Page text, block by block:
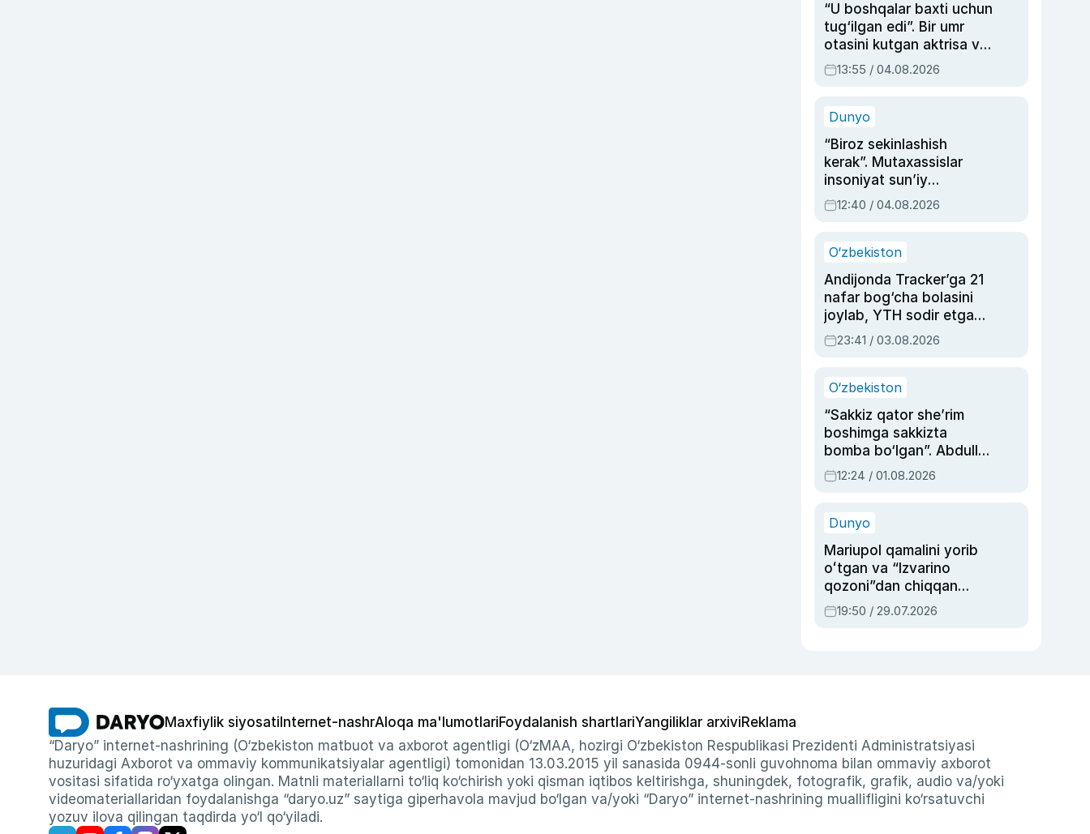
“U boshqalar baxti uchun
tug‘ilgan edi”. Bir umr
otasini kutgan aktrisa va
dublyaj ustasi Rimma
Ahmedovaning
13:55 / 04.08.2026
Dunyo
“Biroz sekinlashish
kerak”. Mutaxassislar
insoniyat sun’iy
intellektni boshqara
olmay qolishidan xavotir
12:40 / 04.08.2026
O‘zbekiston
Andijonda Tracker’ga 21
nafar bog‘cha bolasini
joylab, YTH sodir etgan
ayolga sud hukmi o‘qildi
23:41 / 03.08.2026
O‘zbekiston
“Sakkiz qator she’rim
boshimga sakkizta
bomba bo‘lgan”. Abdulla
Oripovni siyosiy
ayblovlardan asrab
12:24 / 01.08.2026
Dunyo
Mariupol qamalini yorib
oʻtgan va “Izvarino
qozoni”dan chiqqan
qahramon — Ukraina
armiyasi bosh
19:50 / 29.07.2026
Maxfiylik siyosati Internet-nashrAloqa ma'lumotlariFoydalanish shartlariYangiliklar arxiviReklama
“Daryo” internet-nashrining (O‘zbekiston matbuot va axborot agentligi (O‘zMAA, hozirgi O‘zbekiston Respublikasi Prezidenti Administratsiyasi
huzuridagi Axborot va ommaviy kommunikatsiyalar agentligi) tomonidan 13.03.2015 yil sanasida 0944-sonli guvohnoma bilan ommaviy axborot
vositasi sifatida ro‘yxatga olingan. Matnli materiallarni to‘liq ko‘chirish yoki qisman iqtibos keltirishga, shuningdek, fotografik, grafik, audio va/yoki
videomateriallaridan foydalanishga “daryo.uz” saytiga giperhavola mavjud bo‘lgan va/yoki “Daryo” internet-nashrining muallifligini ko‘rsatuvchi
yozuv ilova qilingan taqdirda yo‘l qo‘yiladi.